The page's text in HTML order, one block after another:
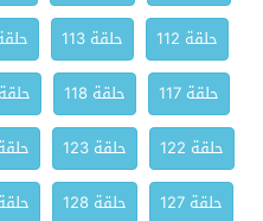
حلقة 112
حلقة 113 حلقة
حلقة 117
حلقة 118 حلقة
حلقة 122
حلقة 123 حلقة
حلقة 127
حلقة 128 حلقة